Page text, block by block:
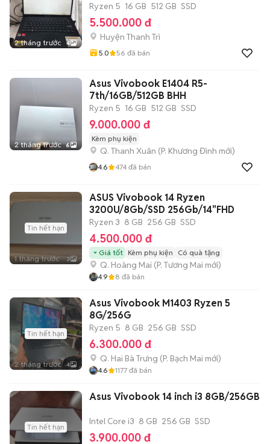
2 tháng trước 4
Ryzen 5 16 GB 512 GB SSD
5.500.000 đ
Huyện Thanh Trì
5.0 56 đã bán
2 tháng trước 6
Asus Vivobook E1404 R5-
7th/16GB/512GB BHH
Ryzen 5 16 GB 512 GB SSD
9.000.000 đ
Kèm phụ kiện
Q. Thanh Xuân (P. Khương Đình mới)
4.6 474 đã bán
Tin hết hạn
1 tháng trước 3
ASUS Vivobook 14 Ryzen
3200U/8Gb/SSD 256Gb/14"FHD
Ryzen 3 8 GB 256 GB SSD
4.500.000 đ
Giá tốt Kèm phụ kiện Có quà tặng
Q. Hoàng Mai (P. Tương Mai mới)
4.9 8 đã bán
Tin hết hạn
2 tháng trước 4
Asus Vivobook M1403 Ryzen 5
8G/256G
Ryzen 5 8 GB 256 GB SSD
6.300.000 đ
Q. Hai Bà Trưng (P. Bạch Mai mới)
4.6 1177 đã bán
Tin hết hạn
Asus Vivobook 14 inch i3 8GB/256GB
Intel Core i3 8 GB 256 GB SSD
3.900.000 đ